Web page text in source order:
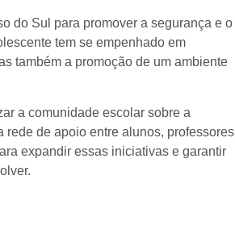
do Sul para promover a segurança e o
tem se empenhado em
também a promoção de um ambiente
a comunidade escolar sobre a
de apoio entre alunos, professores
expandir essas iniciativas e garantir